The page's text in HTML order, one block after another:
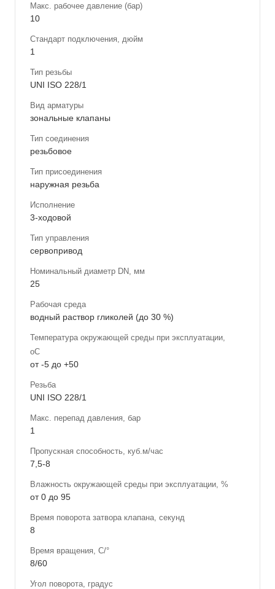
Макс. рабочее давление (бар)
10
Стандарт подключения, дюйм
1
Тип резьбы
UNI ISO 228/1
Вид арматуры
зональные клапаны
Тип соединения
резьбовое
Тип присоединения
наружная резьба
Исполнение
3-ходовой
Тип управления
сервопривод
Номинальный диаметр DN, мм
25
Рабочая среда
водный раствор гликолей (до 30 %)
Температура окружающей среды при эксплуатации,
оС
от -5 до +50
Резьба
UNI ISO 228/1
Макс. перепад давления, бар
1
Пропускная способность, куб.м/час
7,5-8
Влажность окружающей среды при эксплуатации, %
от 0 до 95
Время поворота затвора клапана, секунд
8
Время вращения, C/°
8/60
Угол поворота, градус